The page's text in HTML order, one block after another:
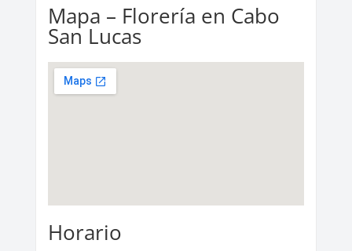
Mapa – Florería en Cabo
San Lucas
Horario